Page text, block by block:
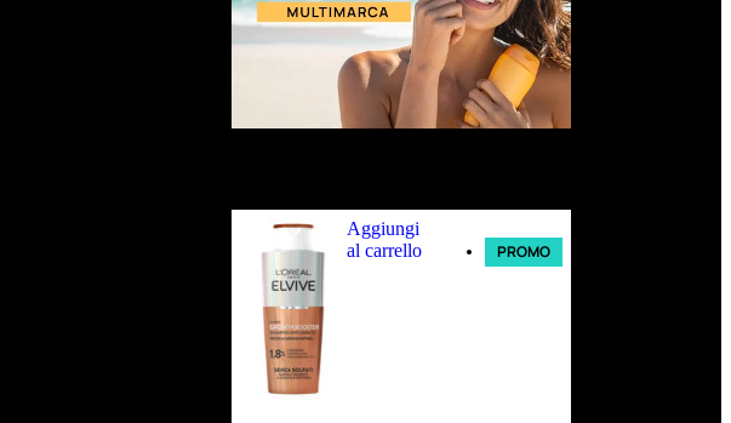
Aggiungi
al carrello
PROMO